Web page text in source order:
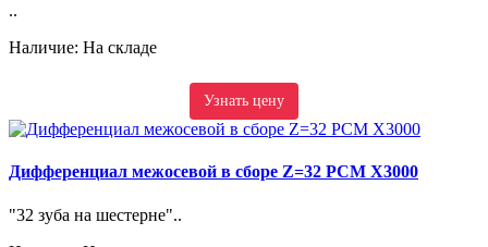
..
Наличие: На складе
Узнать цену
Дифференциал межосевой в сборе Z=32 РСМ X3000
"32 зуба на шестерне"..